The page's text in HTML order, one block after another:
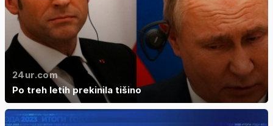
24ur.com
Po treh letih prekinila tišino